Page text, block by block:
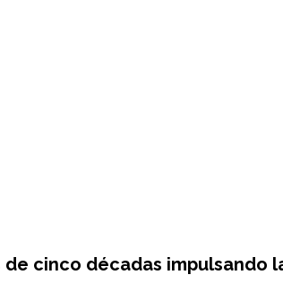
de cinco décadas